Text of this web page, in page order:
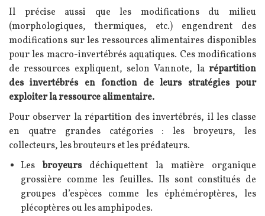
Il précise aussi que les modifications du milieu
(morphologiques, thermiques, etc.) engendrent des
modifications sur les ressources alimentaires disponibles
pour les macro-invertébrés aquatiques. Ces modifications
de ressources expliquent, selon Vannote, la répartition
des invertébrés en fonction de leurs stratégies pour
exploiter la ressource alimentaire.
Pour observer la répartition des invertébrés, il les classe
en quatre grandes catégories : les broyeurs, les
collecteurs, les brouteurs et les prédateurs.
Lesbroyeursdéchiquettent la matière organique
grossière comme les feuilles. Ils sont constitués de
groupes d’espèces comme les éphéméroptères, les
plécoptères ou les amphipodes.